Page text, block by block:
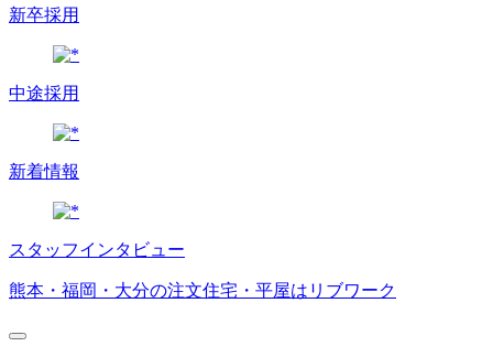
新卒採用
中途採用
新着情報
スタッフインタビュー
熊本・福岡・大分の注文住宅・平屋はリブワーク